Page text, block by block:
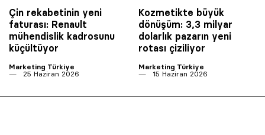
Çin rekabetinin yeni
faturası: Renault
mühendislik kadrosunu
küçültüyor
Marketing Türkiye
25 Haziran 2026
Kozmetikte büyük
dönüşüm: 3,3 milyar
dolarlık pazarın yeni
rotası çiziliyor
Marketing Türkiye
15 Haziran 2026